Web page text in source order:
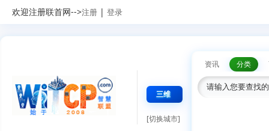
欢迎注册联首网-->注册 | 登录
三维
[切换城市]
资讯 分类